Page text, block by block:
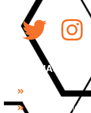
PÁGINAS
QUIÉNES SOMOS